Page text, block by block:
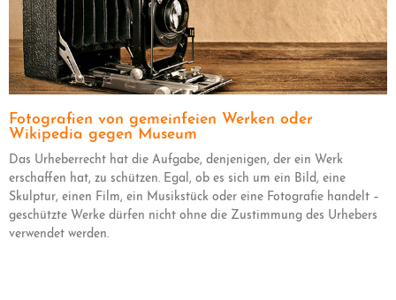
Fotografien von gemeinfeien Werken oder
Wikipedia gegen Museum
Das Urheberrecht hat die Aufgabe, denjenigen, der ein Werk
erschaffen hat, zu schützen. Egal, ob es sich um ein Bild, eine
Skulptur, einen Film, ein Musikstück oder eine Fotografie handelt –
geschützte Werke dürfen nicht ohne die Zustimmung des Urhebers
verwendet werden.